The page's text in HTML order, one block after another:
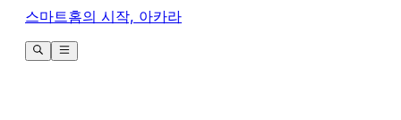
스마트홈의 시작, 아카라